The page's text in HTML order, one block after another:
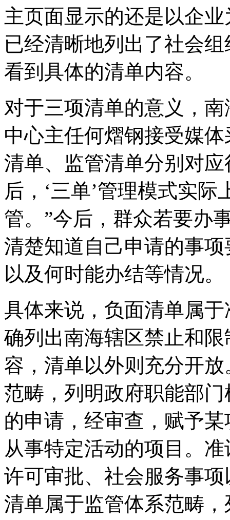
主页面显示的还是以企
已经清晰地列出了社会
看到具体的清单内容。
对于三项清单的意义，
中心主任何熠钢接受媒
清单、监管清单分别对
后，‘三单’管理模式实
管。”今后，群众若要办
清楚知道自己申请的事
以及何时能办结等情况。
具体来说，负面清单属
确列出南海辖区禁止和
容，清单以外则充分开
范畴，列明政府职能部
的申请，经审查，赋予
从事特定活动的项目。
许可审批、社会服务事
清单属于监管体系范畴